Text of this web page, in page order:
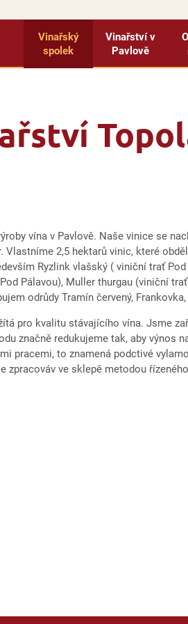
Vinařský
spolek
Vinařství v
Pavlově
vína v Pavlově. Naše vinice se
2,5 hektarů vinic, které
Ryzlink vlašský ( viniční trať
Pálavou), Muller thurgau (viniční
odrůdy Tramín červený,
pro kvalitu stávajícího vína. Jsme
značně redukujeme tak, aby
pracemi, to znamená podctivé
ve sklepě metodou